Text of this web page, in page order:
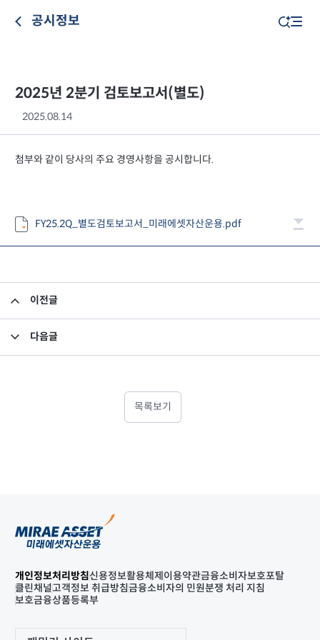
공시정보
2025년 2분기 검토보고서(별도)
2025.08.14
첨부와 같이 당사의 주요 경영사항을 공시합니다.
FY25.2Q_별도검토보고서_미래에셋자산운용.pdf
이전글
다음글
목록보기
개인정보처리방침신용정보활용체제 이용약관금융소비자보호포탈
클린채널고객정보 취급방침금융소비자의 민원분쟁 처리 지침
보호금융상품등록부